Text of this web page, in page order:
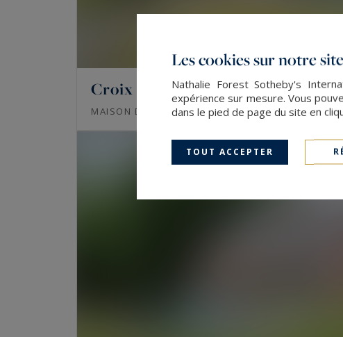
Croix
MAISON DE LUXE 400M² 11PIÈCES
Les cookies sur notre
Nathalie Forest Sotheby's
expérience sur mesure. Vous
dans le pied de page du site en
TOUT ACCEPTER